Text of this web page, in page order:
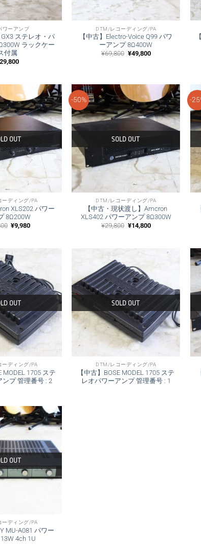
ワーアンプ
GX3 ステレオ・パ
ラックケー
付属
DTM/レコーディング/PA
【中古】Electro-Voice Q99 パワ
ーアンプ 8Ω400W
¥69,800 元
¥69,800
し
た。
¥49,800現
は
¥49,800
で
す。
OUT
ーディング/PA
XLS202 パワー
8Ω200W
元
は
¥19,800
で
し
た。
¥9,980現
す。
-50%
SOLD OUT
DTM/レコーディング/PA
【中古・現状渡し】Amcron
XLS402 パワーアンプ 8Ω300W
¥29,800 元
は
し
た。
¥14,800現
-
OUT
ーディング/PA
MODEL 1705 ステ
ンプ 管理番号 : 2
SOLD OUT
DTM/レコーディング/PA
【中古】BOSE MODEL 1705 ステ
レオパワーアンプ 管理番号 : 1
OUT
ーディング/PA
MU-A081 パワー
4ch 1U